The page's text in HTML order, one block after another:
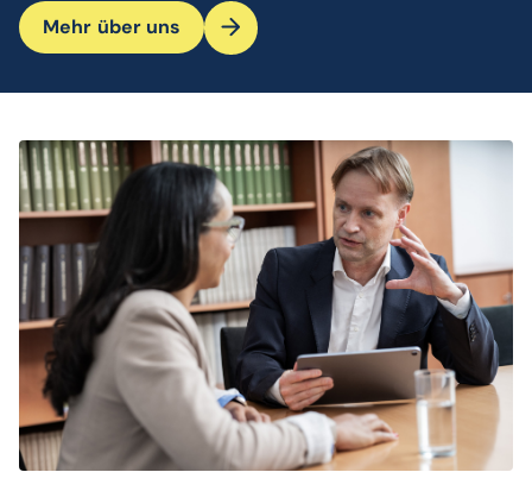
Mehr über uns